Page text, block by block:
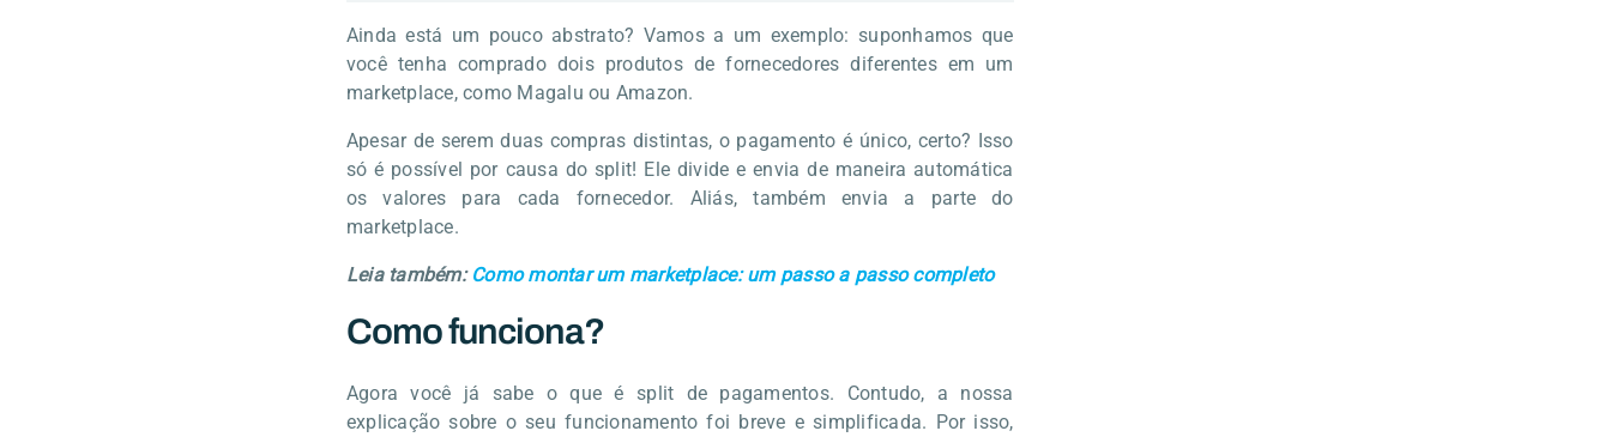
Ainda está um pouco abstrato? Vamos a um exemplo: suponhamos que
você tenha comprado dois produtos de fornecedores diferentes em um
marketplace, como Magalu ou Amazon.
Apesar de serem duas compras distintas, o pagamento é único, certo? Isso
só é possível por causa do split! Ele divide e envia de maneira automática
os valores para cada fornecedor. Aliás, também envia a parte do
marketplace.
Leia também: Como montar um marketplace: um passo a passo completo
Como funciona?
Agora você já sabe o que é split de pagamentos. Contudo, a nossa
explicação sobre o seu funcionamento foi breve e simplificada. Por isso,